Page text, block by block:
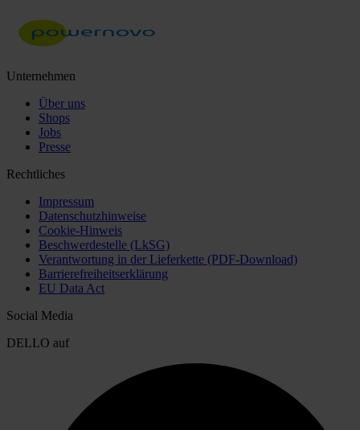
Unternehmen
Über uns
Shops
Jobs
Presse
Rechtliches
Impressum
Datenschutzhinweise
Cookie-Hinweis
Beschwerdestelle (LkSG)
Verantwortung in der Lieferkette (PDF-Download)
Barrierefreiheitserklärung
EU Data Act
Social Media
DELLO auf